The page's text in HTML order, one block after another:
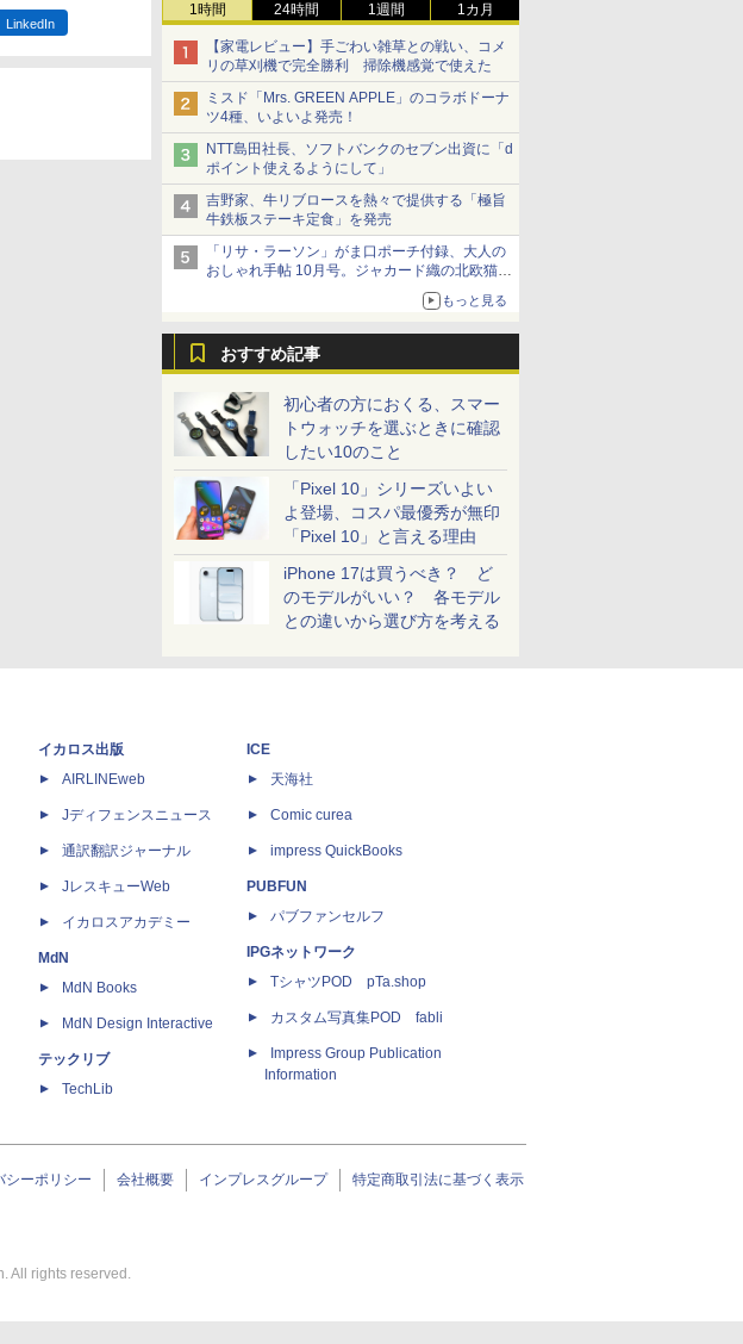
1時間 24時間 1週間 1カ月
【家電レビュー】手ごわい雑草との戦い、コメ
リの草刈機で完全勝利 掃除機感覚で使えた
ミスド「Mrs. GREEN APPLE」のコラボドーナ
ツ4種、いよいよ発売！
NTT島田社長、ソフトバンクのセブン出資に「d
ポイント使えるようにして」
吉野家、牛リブロースを熱々で提供する「極旨
牛鉄板ステーキ定食」を発売
「リサ・ラーソン」がま口ポーチ付録、大人の
おしゃれ手帖 10月号。ジャカード織の北欧猫デ
もっと見る
おすすめ記事
初心者の方におくる、スマー
トウォッチを選ぶときに確認
したい10のこと
「Pixel 10」シリーズいよい
よ登場、コスパ最優秀が無印
「Pixel 10」と言える理由
iPhone 17は買うべき？ ど
のモデルがいい？ 各モデル
との違いから選び方を考える
LinkedIn
イカロス出版
AIRLINEweb
Jディフェンスニュース
通訳翻訳ジャーナル
JレスキューWeb
イカロスアカデミー
MdN
MdN Books
MdN Design Interactive
テックリブ
TechLib
ICE
天海社
Comic curea
impress QuickBooks
PUBFUN
パブファンセルフ
IPGネットワーク
TシャツPOD pTa.shop
カスタム写真集POD fabli
Impress Group Publication
Information
シーポリシー 会社概要 インプレスグループ 特定商取引法に基づく表示
All rights reserved.